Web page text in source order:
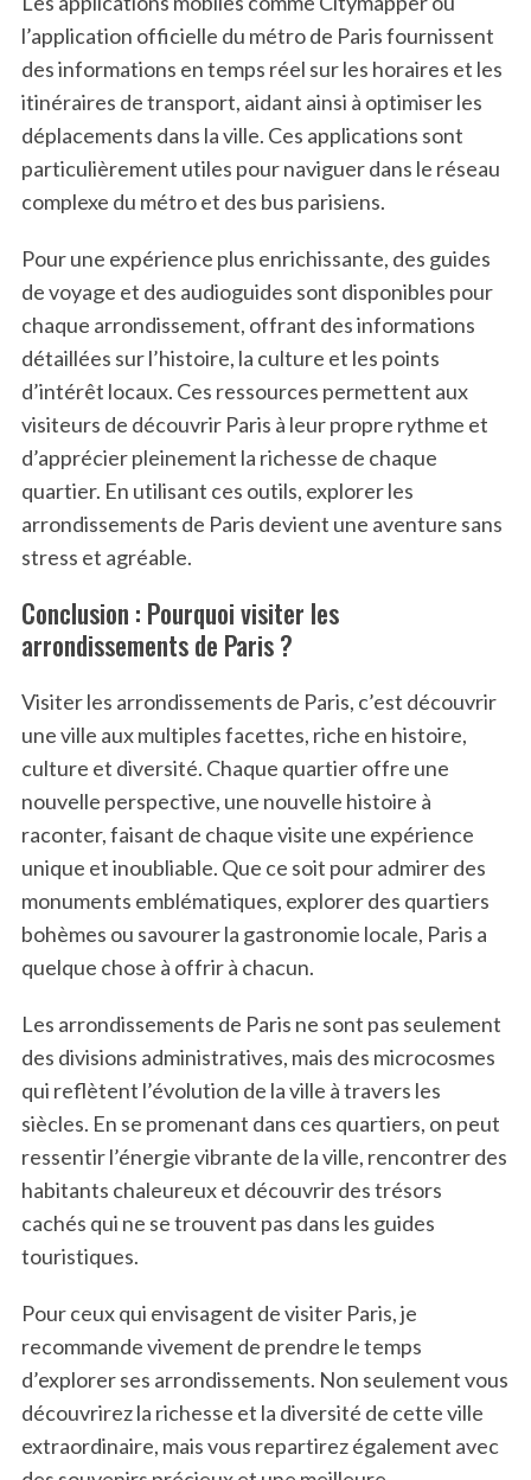
l’application officielle du métro de Paris fournissent
des informations en temps réel sur les horaires et les
itinéraires de transport, aidant ainsi à optimiser les
déplacements dans la ville. Ces applications sont
particulièrement utiles pour naviguer dans le réseau
complexe du métro et des bus parisiens.
Pour une expérience plus enrichissante, des guides
de voyage et des audioguides sont disponibles pour
chaque arrondissement, offrant des informations
détaillées sur l’histoire, la culture et les points
d’intérêt locaux. Ces ressources permettent aux
visiteurs de découvrir Paris à leur propre rythme et
d’apprécier pleinement la richesse de chaque
quartier. En utilisant ces outils, explorer les
arrondissements de Paris devient une aventure sans
stress et agréable.
Conclusion : Pourquoi visiter les
arrondissements de Paris ?
Visiter les arrondissements de Paris, c’est découvrir
une ville aux multiples facettes, riche en histoire,
culture et diversité. Chaque quartier offre une
nouvelle perspective, une nouvelle histoire à
raconter, faisant de chaque visite une expérience
unique et inoubliable. Que ce soit pour admirer des
monuments emblématiques, explorer des quartiers
bohèmes ou savourer la gastronomie locale, Paris a
quelque chose à offrir à chacun.
Les arrondissements de Paris ne sont pas seulement
des divisions administratives, mais des microcosmes
qui reflètent l’évolution de la ville à travers les
siècles. En se promenant dans ces quartiers, on peut
ressentir l’énergie vibrante de la ville, rencontrer des
habitants chaleureux et découvrir des trésors
cachés qui ne se trouvent pas dans les guides
touristiques.
Pour ceux qui envisagent de visiter Paris, je
recommande vivement de prendre le temps
d’explorer ses arrondissements. Non seulement vous
découvrirez la richesse et la diversité de cette ville
extraordinaire, mais vous repartirez également avec